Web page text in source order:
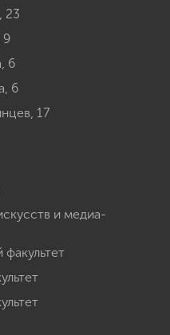
23
9
6
6
17
и медиа-